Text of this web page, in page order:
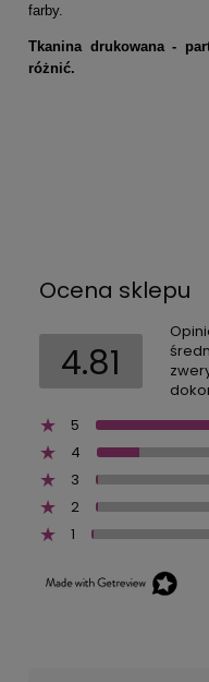
farby.
Tkanina drukowana -
różnić.
Ocena sklepu
4.81
5
4
3
2
1